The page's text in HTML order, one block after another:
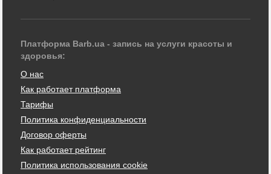
Платформа Barb.ua - запись на услуги красоты и
здоровья:
О нас
Как работает платформа
Тарифы
Политика конфиденциальности
Договор оферты
Как работает рейтинг
Политика использования cookie